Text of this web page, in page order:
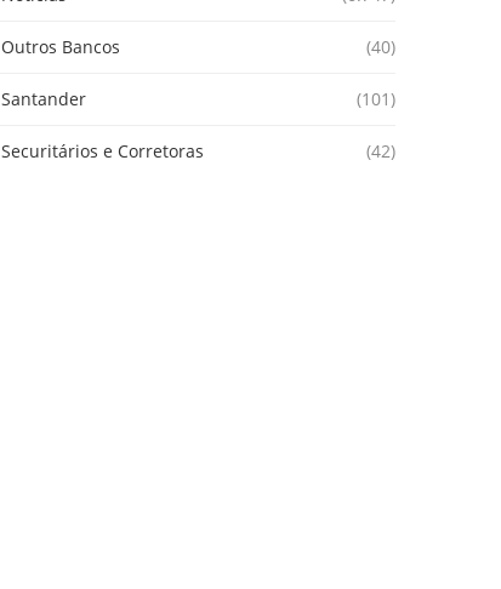
Outros Bancos (40)
Santander (101)
Securitários e Corretoras (42)